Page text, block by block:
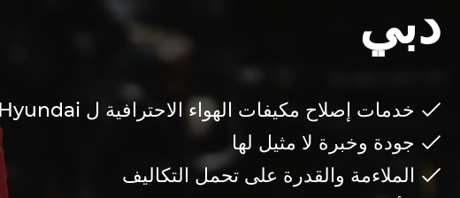
دبي
خدمات إصلاح مكيفات الهواء الاحترافية ل Hyundai
جودة وخبرة لا مثيل لها
الملاءمة والقدرة على تحمل التكاليف